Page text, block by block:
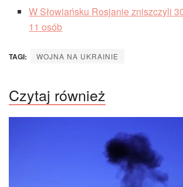
W Słowiańsku Rosjanie zniszczyli
11 osób
TAGI: WOJNA NA UKRAINIE
Czytaj również